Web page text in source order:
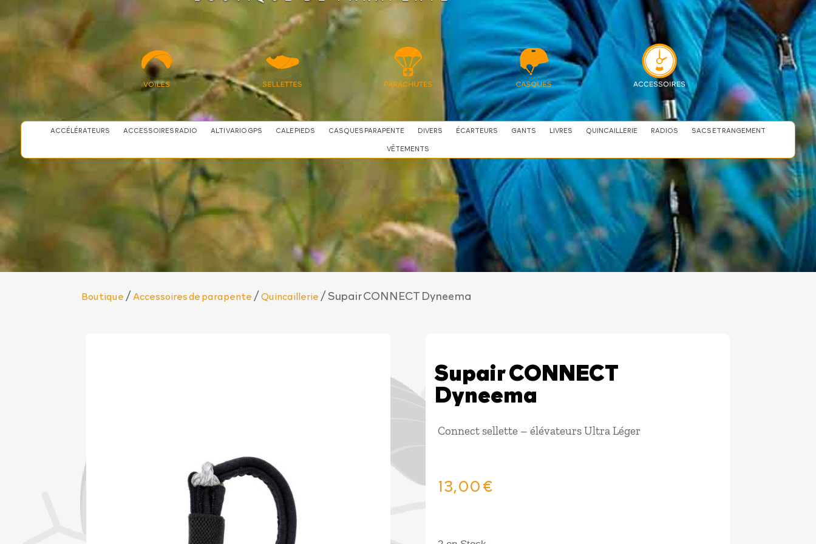
ACCÉLÉRATEURS ACCESSOIRES RADIO ALTI VARIO GPS CALE PIEDS CASQUES PARAPENTE DIVERS ÉCARTEURS GANTS LIVRES QUINCAILLERIE RADIOS
SACS ET RANGEMENT
VÊTEMENTS
Boutique /Accessoires de parapente /Quincaillerie / Supair CONNECT Dyneema
Supair CONNECT
Dyneema
Connect sellette – élévateurs Ultra Léger
13,00€